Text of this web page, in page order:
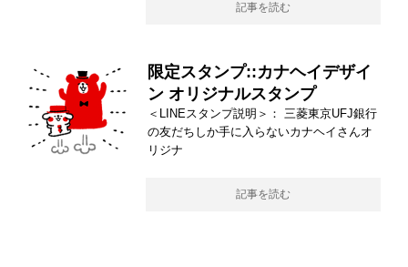
記事を読む
限定スタンプ::カナヘイデザイ
ン オリジナルスタンプ
＜LINEスタンプ説明＞： 三菱東京UFJ銀行
の友だちしか手に入らないカナヘイさんオ
リジナ
記事を読む